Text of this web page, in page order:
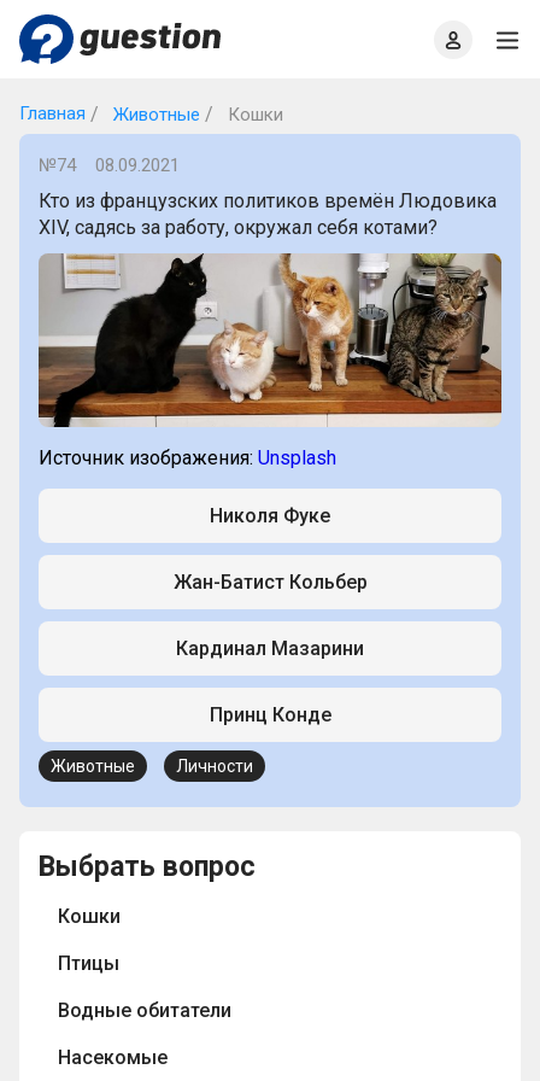
Главная Животные Кошки
№74 08.09.2021
Кто из французских политиков времён Людовика
XIV, садясь за работу, окружал себя котами?
Источник изображения: Unsplash
Николя Фуке
Жан-Батист Кольбер
Кардинал Мазарини
Принц Конде
Животные Личности
Выбрать вопрос
Кошки
Птицы
Водные обитатели
Насекомые